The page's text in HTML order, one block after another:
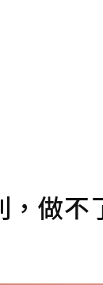
，做